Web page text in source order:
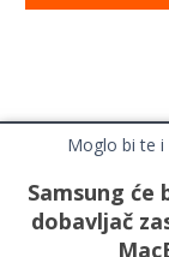
Moglo bi te i
Samsung će
dobavljač